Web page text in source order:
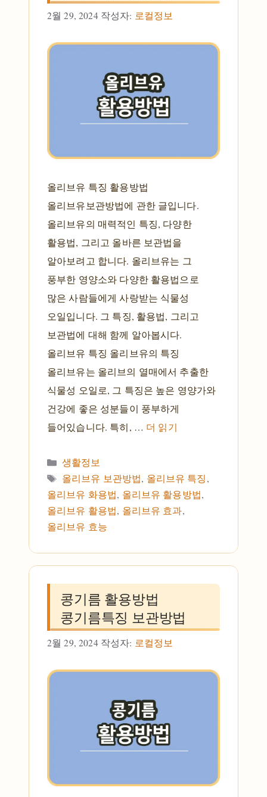
2월 29, 2024 작성자: 로컬정보
올리브유 특징 활용방법
올리브유보관방법에 관한 글입니다.
올리브유의 매력적인 특징, 다양한
활용법, 그리고 올바른 보관법을
알아보려고 합니다. 올리브유는 그
풍부한 영양소와 다양한 활용법으로
많은 사람들에게 사랑받는 식물성
오일입니다. 그 특징, 활용법, 그리고
보관법에 대해 함께 알아봅시다.
올리브유 특징 올리브유의 특징
올리브유는 올리브의 열매에서 추출한
식물성 오일로, 그 특징은 높은 영양가와
건강에 좋은 성분들이 풍부하게
들어있습니다. 특히, … 더 읽기
카테고리
생활정보
태그
올리브유 보관방법, 올리브유 특징 ,
올리브유 화용법, 올리브유 활용방법,
올리브유 활용법, 올리브유 효과,
올리브유 효능
콩기름 활용방법
콩기름특징 보관방법
2월 29, 2024 작성자: 로컬정보